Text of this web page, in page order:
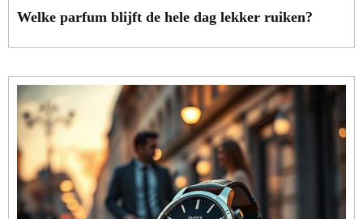
Welke parfum blijft de hele dag lekker ruiken?